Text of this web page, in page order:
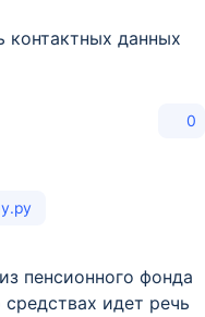
контактных данных
0
пенсионного фонда
идет речь